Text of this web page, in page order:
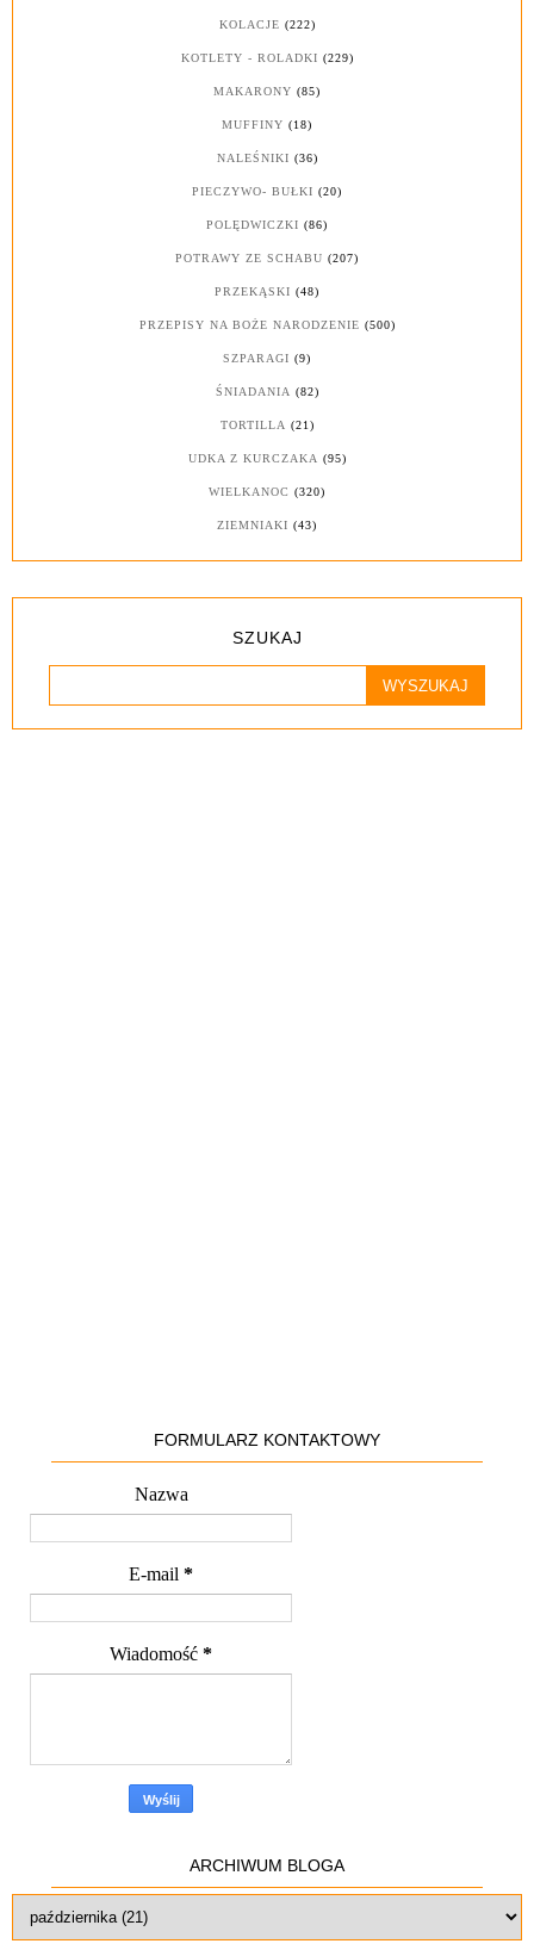
KOLACJE (222)
KOTLETY - ROLADKI (229)
MAKARONY (85)
MUFFINY (18)
NALEŚNIKI (36)
PIECZYWO- BUŁKI (20)
POLĘDWICZKI (86)
POTRAWY ZE SCHABU (207)
PRZEKĄSKI (48)
PRZEPISY NA BOŻE NARODZENIE (500)
SZPARAGI (9)
ŚNIADANIA (82)
TORTILLA (21)
UDKA Z KURCZAKA (95)
WIELKANOC (320)
ZIEMNIAKI (43)
SZUKAJ
FORMULARZ KONTAKTOWY
Nazwa
E-mail *
Wiadomość *
ARCHIWUM BLOGA